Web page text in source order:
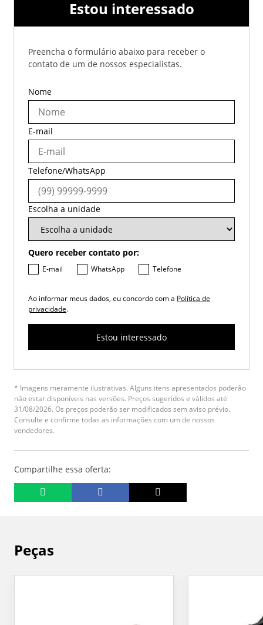
Estou interessado
Preencha o formulário abaixo para receber o
contato de um de nossos especialistas.
Nome
E-mail
Telefone/WhatsApp
Escolha a unidade
Quero receber contato por:
E-mail WhatsApp Telefone
Ao informar meus dados, eu concordo com a Política de
privacidade.
Estou interessado
* Imagens meramente ilustrativas. Alguns itens apresentados poderão
não estar disponíveis nas versões. Preços sugeridos e válidos até
31/08/2026. Os preços poderão ser modificados sem aviso prévio.
Consulte e confirme todas as informações com um de nossos
vendedores.
Compartilhe essa oferta:
Peças